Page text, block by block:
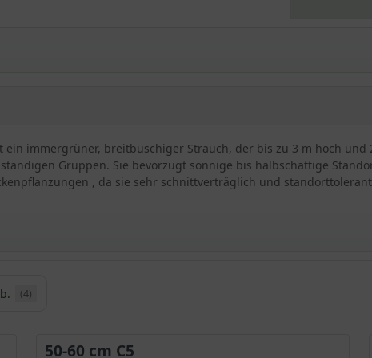
immergrüner, breitbuschiger Strauch, der bis zu 3 m hoch
Gruppen. Sie bevorzugt sonnige bis halbschattige
, da sie sehr schnittverträglich und
burkwoodii
Exemplar hervorragend, um als blickdichte
(4)
50-60 cm C5